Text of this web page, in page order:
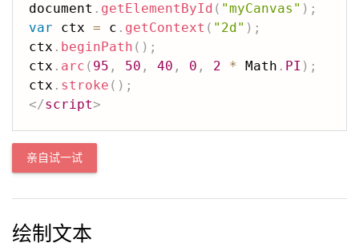
document . getElementById ( "myCanvas" ) ;
var ctx = c . getContext ( "2d" ) ;
ctx . beginPath ( ) ;
ctx . arc ( 95 , 50 , 40 , 0 , 2 * Math . PI ) ;
ctx . stroke ( ) ;
</script>
亲自试一试
绘制文本